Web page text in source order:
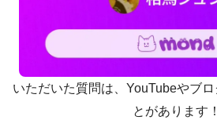
いただいた質問は、YouTubeやブ
とがあります！